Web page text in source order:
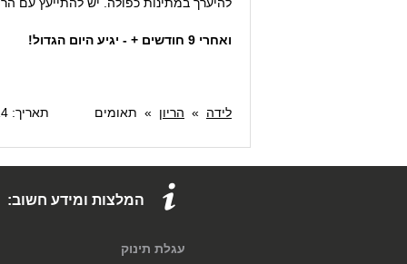
ואחרי 9 חודשים + - יגיע היום הגדול!
לידה » הריון » תאומים תאריך: 16/07/2014 16:07
המלצות ומידע חשוב:
עגלת תינוק